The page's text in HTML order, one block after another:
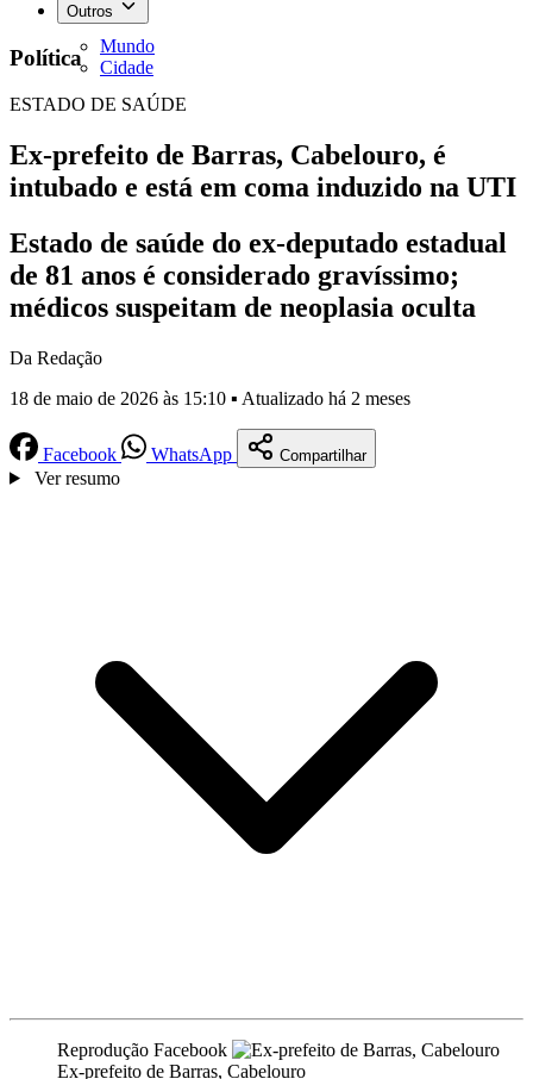
Outros
Mundo
Cidade
Política
ESTADO DE SAÚDE
Ex-prefeito de Barras, Cabelouro, é
intubado e está em coma induzido na UTI
Estado de saúde do ex-deputado estadual
de 81 anos é considerado gravíssimo;
médicos suspeitam de neoplasia oculta
Da Redação
18 de maio de 2026 às 15:10 ▪ Atualizado há 2 meses
Facebook WhatsApp Compartilhar
Ver resumo
Reprodução Facebook
Ex-prefeito de Barras, Cabelouro